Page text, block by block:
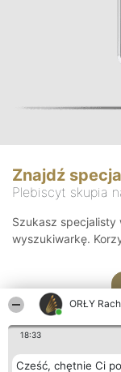
ORŁY
18:33
Cześć, chętnie Ci
Znajdź
Plebiscyt skupia
Szukasz specjalisty
wyszukiwarkę.